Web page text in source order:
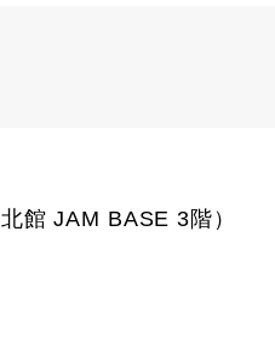
館 JAM BASE 3階）